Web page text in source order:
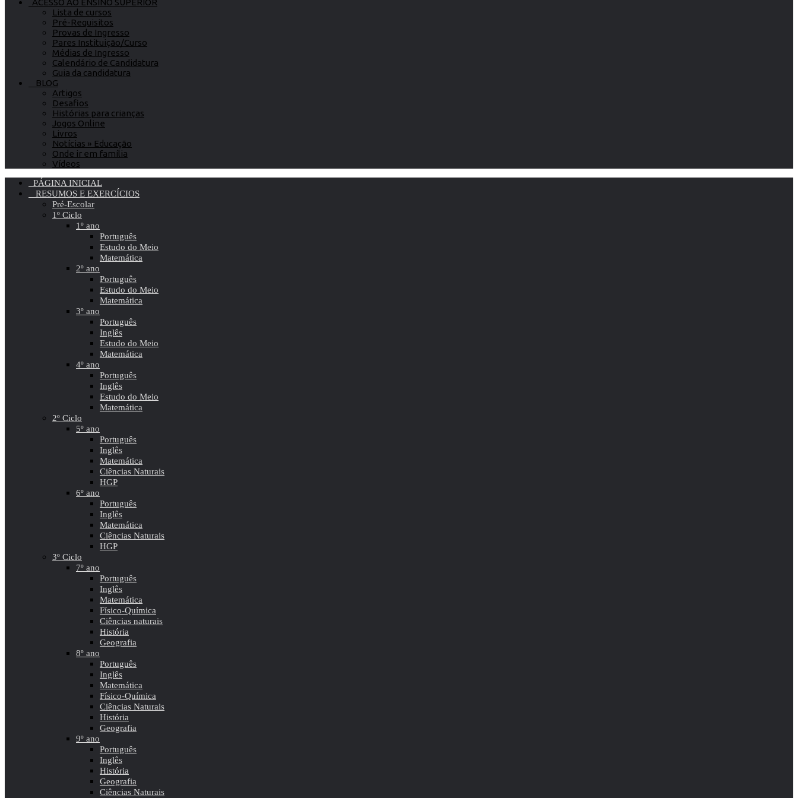
ACESSO AO ENSINO SUPERIOR
Lista de cursos
Pré-Requisitos
Provas de Ingresso
Pares Instituição/Curso
Médias de Ingresso
Calendário de Candidatura
Guia da candidatura
BLOG
Artigos
Desafios
Histórias para crianças
Jogos Online
Livros
Notícias » Educação
Onde ir em família
Vídeos
PÁGINA INICIAL
RESUMOS E EXERCÍCIOS
Pré-Escolar
1º Ciclo
1º ano
Português
Estudo do Meio
Matemática
2º ano
Português
Estudo do Meio
Matemática
3º ano
Português
Inglês
Estudo do Meio
Matemática
4º ano
Português
Inglês
Estudo do Meio
Matemática
2º Ciclo
5º ano
Português
Inglês
Matemática
Ciências Naturais
HGP
6º ano
Português
Inglês
Matemática
Ciências Naturais
HGP
3º Ciclo
7º ano
Português
Inglês
Matemática
Físico-Química
Ciências naturais
História
Geografia
8º ano
Português
Inglês
Matemática
Físico-Química
Ciências Naturais
História
Geografia
9º ano
Português
Inglês
História
Geografia
Ciências Naturais